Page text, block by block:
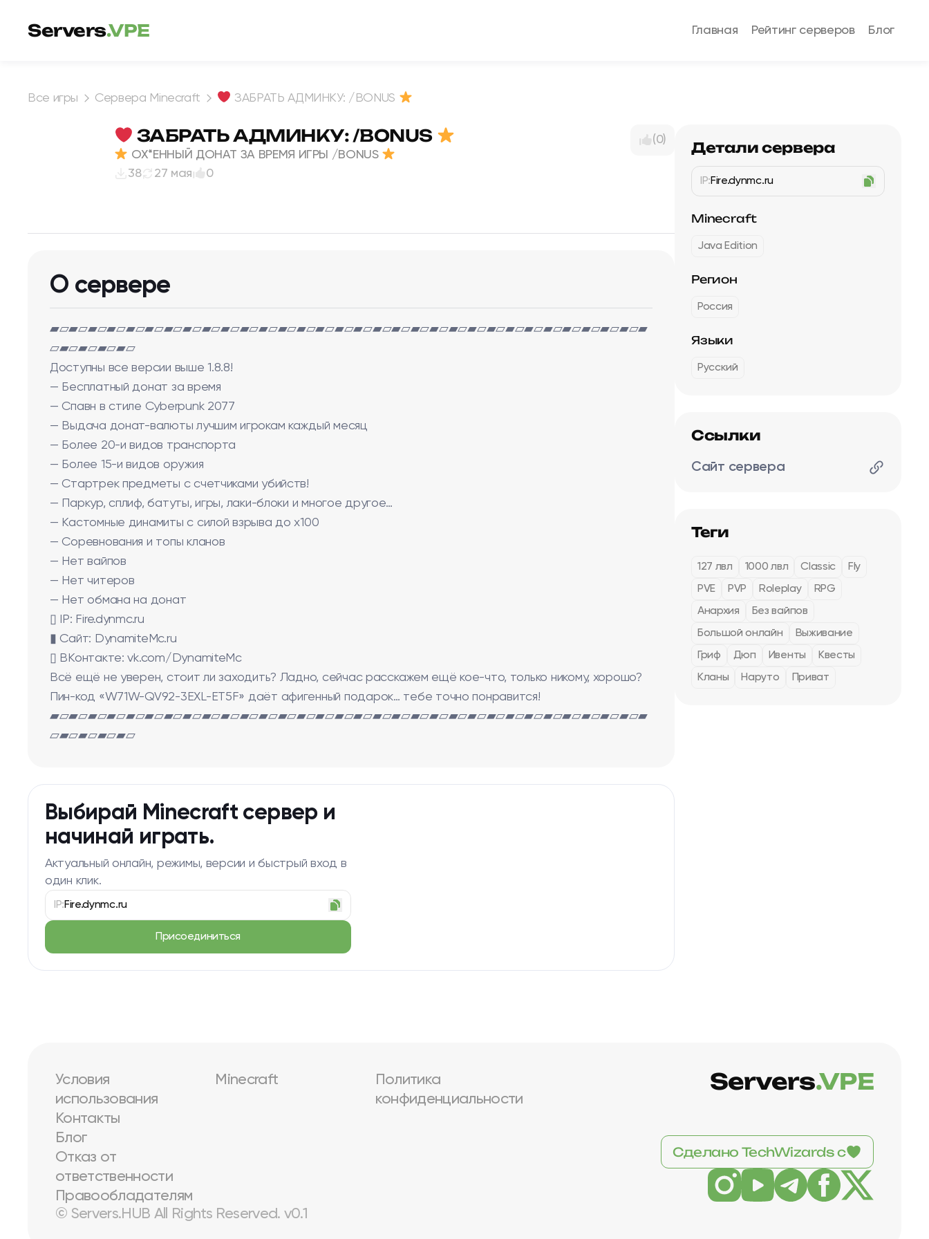
Servers.VPE Главная Рейтинг серверов Блог
Все игры Сервера Minecraft ЗАБРАТЬ АДМИНКУ: /BONUS
ЗАБРАТЬ АДМИНКУ: /BONUS
ОХ*ЕННЫЙ ДОНАТ ЗА ВРЕМЯ ИГРЫ /BONUS
38
27 мая 0
(0)
О сервере
▰▱▰▱▰▱▰▱▰▱▰▱▰▱▰▱▰▱▰▱▰▱▰▱▰▱▰▱▰▱▰▱▰▱▰▱▰▱▰▱▰▱▰▱▰▱▰▱▰▱▰▱▰▱▰▱▰▱▰▱▰▱▰
▱▰▱▰▱▰▱▰▱
Доступны все версии выше 1.8.8!
— Бесплатный донат за время
— Спавн в стиле Cyberpunk 2077
— Выдача донат-валюты лучшим игрокам каждый месяц
— Более 20-и видов транспорта
— Более 15-и видов оружия
— Стартрек предметы с счетчиками убийств!
— Паркур, сплиф, батуты, игры, лаки-блоки и многое другое…
— Кастомные динамиты с силой взрыва до x100
— Соревнования и топы кланов
— Нет вайпов
— Нет читеров
— Нет обмана на донат
▯ IP: Fire.dynmc.ru
▮ Сайт: DynamiteMc.ru
▯ ВКонтакте: vk.com/DynamiteMc
Всё ещё не уверен, стоит ли заходить? Ладно, сейчас расскажем ещё кое-что, только никому, хорошо?
Пин-код «W71W-QV92-3EXL-ET5F» даёт афигенный подарок… тебе точно понравится!
▰▱▰▱▰▱▰▱▰▱▰▱▰▱▰▱▰▱▰▱▰▱▰▱▰▱▰▱▰▱▰▱▰▱▰▱▰▱▰▱▰▱▰▱▰▱▰▱▰▱▰▱▰▱▰▱▰▱▰▱▰▱▰
▱▰▱▰▱▰▱▰▱
Выбирай Minecraft сервер и
начинай играть.
Актуальный онлайн, режимы, версии и быстрый вход в
один клик.
IP:Fire.dynmc.ru
Присоединиться
Детали сервера
IP:Fire.dynmc.ru
Minecraft
Java Edition
Регион
Россия
Языки
Русский
Ссылки
Сайт сервера
Теги
127 лвл 1000 лвл Classic
Fly
PVE
PVP Roleplay
RPG
Анархия
Без вайпов
Большой онлайн
Выживание
Гриф
Дюп Ивенты
Квесты
Кланы
Наруто Приват
Условия
использования
Контакты
Блог
Отказ от
ответственности
Правообладателям
Minecraft
Политика
конфиденциальности
© Servers.HUB All Rights Reserved. v0.1
Servers.VPE
Сделано TechWizards с